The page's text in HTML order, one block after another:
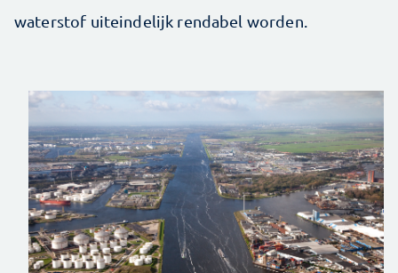
waterstof uiteindelijk rendabel worden.